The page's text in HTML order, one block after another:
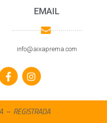
EMAIL
info@aixaprema.com
– REGISTRADA